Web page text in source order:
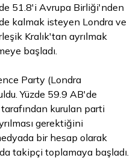
51.8'i Avrupa Birliği'nden
kalmak isteyen Londra ve
Kralık'tan ayrılmak
başladı.
Party (Londra
Yüzde 59.9 AB'de
kurulan parti
gerektiğini
bir hesap olarak
takipçi toplamaya başladı.